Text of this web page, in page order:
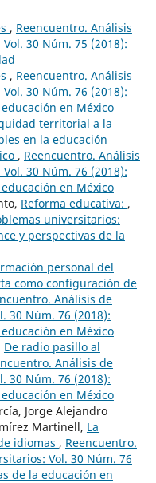
, Reencuentro. Análisis
30 Núm. 75 (2018):
, Reencuentro. Análisis
30 Núm. 76 (2018):
en México
territorial a la
en la educación
, Reencuentro. Análisis
30 Núm. 76 (2018):
en México
Reforma educativa: ,
universitarios:
y perspectivas de la
personal del
como configuración de
Análisis de
30 Núm. 76 (2018):
en México
De radio pasillo al
Análisis de
30 Núm. 76 (2018):
en México
Jorge Alejandro
Martinell, La
idiomas , Reencuentro.
Vol. 30 Núm. 76
de la educación en